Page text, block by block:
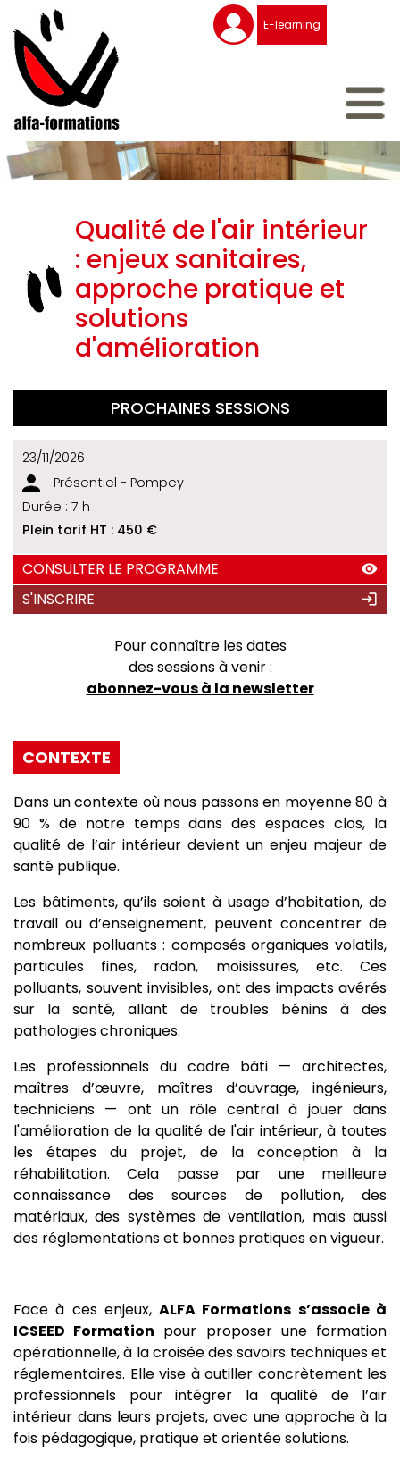
au
contenu
principal
Mon
compte
E-learning
Qualité de l'air intérieur
: enjeux sanitaires,
approche pratique et
solutions
d'amélioration
PROCHAINES SESSIONS
23/11/2026
Présentiel - Pompey
Durée : 7 h
Plein tarif HT : 450 €
CONSULTER LE PROGRAMME
S'INSCRIRE
Pour connaître les dates
des sessions à venir :
abonnez-vous à la newsletter
CONTEXTE
Dans un contexte où nous passons en moyenne 80 à
90 % de notre temps dans des espaces clos, la
qualité de l’air intérieur devient un enjeu majeur de
santé publique.
Les bâtiments, qu’ils soient à usage d’habitation, de
travail ou d’enseignement, peuvent concentrer de
nombreux polluants : composés organiques volatils,
particules fines, radon, moisissures, etc. Ces
polluants, souvent invisibles, ont des impacts avérés
sur la santé, allant de troubles bénins à des
pathologies chroniques.
Les professionnels du cadre bâti — architectes,
maîtres d’œuvre, maîtres d’ouvrage, ingénieurs,
techniciens — ont un rôle central à jouer dans
l'amélioration de la qualité de l'air intérieur, à toutes
les étapes du projet, de la conception à la
réhabilitation. Cela passe par une meilleure
connaissance des sources de pollution, des
matériaux, des systèmes de ventilation, mais aussi
des réglementations et bonnes pratiques en vigueur.
Face à ces enjeux,ALFA Formations s’associe à
ICSEED Formation pour proposer une formation
opérationnelle, à la croisée des savoirs techniques et
réglementaires. Elle vise à outiller concrètement les
professionnels pour intégrer la qualité de l’air
intérieur dans leurs projets, avec une approche à la
fois pédagogique, pratique et orientée solutions.
Panneau de gestion des cookies